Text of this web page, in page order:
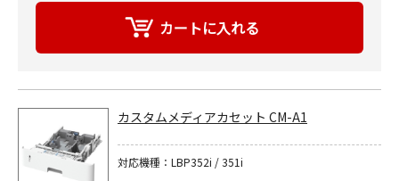
カスタムメディアカセット CM-A1
対応機種：LBP352i / 351i